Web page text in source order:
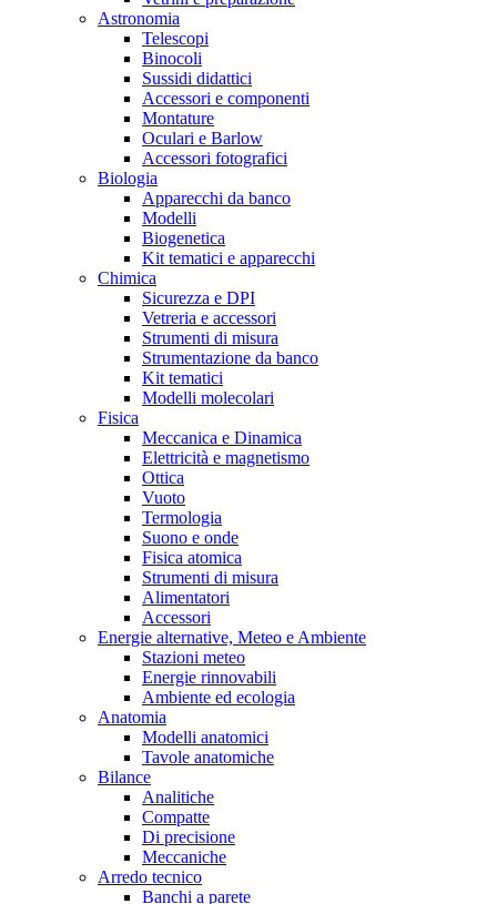
Astronomia
Telescopi
Binocoli
Sussidi didattici
Accessori e componenti
Montature
Oculari e Barlow
Accessori fotografici
Biologia
Apparecchi da banco
Modelli
Biogenetica
Kit tematici e apparecchi
Chimica
Sicurezza e DPI
Vetreria e accessori
Strumenti di misura
Strumentazione da banco
Kit tematici
Modelli molecolari
Fisica
Meccanica e Dinamica
Elettricità e magnetismo
Ottica
Vuoto
Termologia
Suono e onde
Fisica atomica
Strumenti di misura
Alimentatori
Accessori
Energie alternative, Meteo e Ambiente
Stazioni meteo
Energie rinnovabili
Ambiente ed ecologia
Anatomia
Modelli anatomici
Tavole anatomiche
Bilance
Analitiche
Compatte
Di precisione
Meccaniche
Arredo tecnico
Banchi a parete